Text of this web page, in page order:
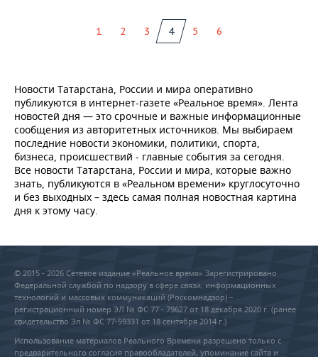
1 2 3 4 5 6
Новости Татарстана, России и мира оперативно
публикуются в интернет-газете «Реальное время». Лента
новостей дня — это срочные и важные информационные
сообщения из авторитетных источников. Мы выбираем
последние новости экономики, политики, спорта,
бизнеса, происшествий - главные события за сегодня.
Все новости Татарстана, России и мира, которые важно
знать, публикуются в «Реальном времени» круглосуточно
и без выходных – здесь самая полная новостная картина
дня к этому часу.
© 2015 - 2026 Сетевое издание «Реальное время» Зарегистрировано
Федеральной службой по надзору в сфере связи, информационных
технологий и массовых коммуникаций (Роскомнадзор) –
регистрационный номер ЭЛ № ФС 77 - 79627 от 18 декабря 2020 г. (ранее
свидетельство Эл № ФС 77-59331 от 18 сентября 2014 г.)
Использование материалов Реального Времени разрешено только с
предварительного согласия правообладателей, упоминание сайта и